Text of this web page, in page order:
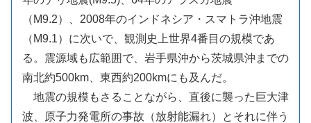
（M9.2）、2008年のインドネシア・スマトラ沖地震
（M9.1）に次いで、観測史上世界4番目の規模であ
る。震源域も広範囲で、岩手県沖から茨城県沖までの
南北約500km、東西約200kmにも及んだ。
地震の規模もさることながら、直後に襲った巨大津
波、原子力発電所の事故（放射能漏れ）とそれに伴う